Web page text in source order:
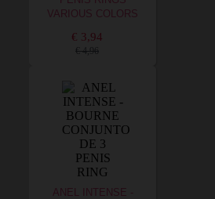
VARIOUS COLORS
€ 3,94
€ 4,96
ANEL INTENSE -